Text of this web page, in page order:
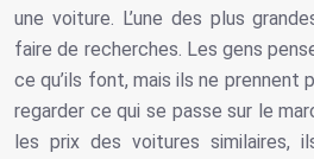
une voiture. L’une des plus
faire de recherches. Les gens
ce qu’ils font, mais ils ne prennent
regarder ce qui se passe sur le
les prix des voitures similaires,